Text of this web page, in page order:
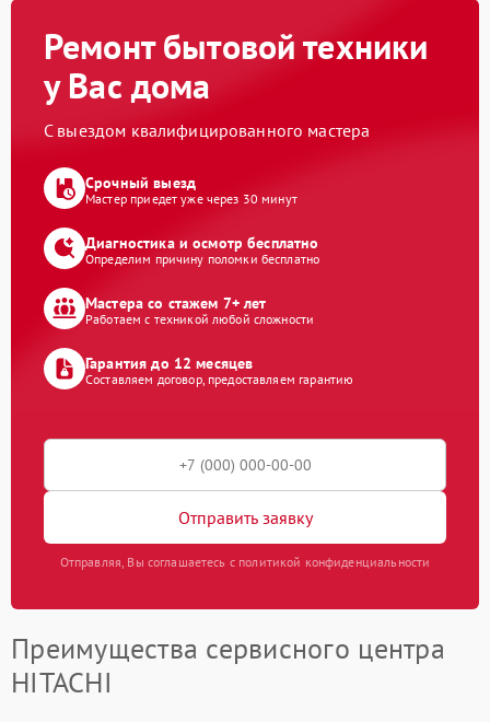
Ремонт бытовой техники
у Вас дома
С выездом квалифицированного мастера
Срочный выезд
Мастер приедет уже через 30 минут
Диагностика и осмотр бесплатно
Определим причину поломки бесплатно
Мастера со стажем 7+ лет
Работаем с техникой любой сложности
Гарантия до 12 месяцев
Составляем договор, предоставляем гарантию
Отправить заявку
Отправляя, Вы соглашаетесь с политикой конфиденциальности
Преимущества сервисного центра
HITACHI